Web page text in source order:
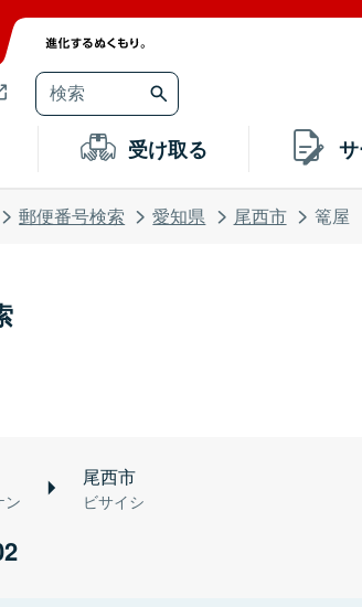
受け取る
郵便番号検索 愛知県 尾西市 篭屋
ン
尾西市
ビサイシ